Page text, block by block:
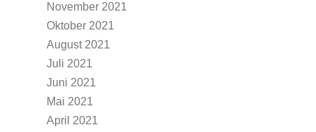
November 2021
Oktober 2021
August 2021
Juli 2021
Juni 2021
Mai 2021
April 2021